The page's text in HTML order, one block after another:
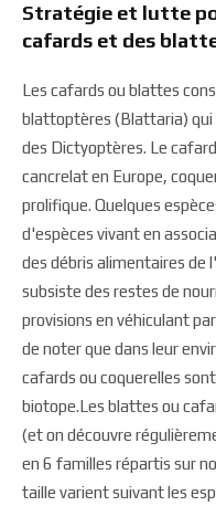
Stratégie et lutte
cafards et des
Les cafards ou blattes
blattoptères (Blattaria)
des Dictyoptères. Le
cancrelat en Europe,
prolifique. Quelques
d'espèces vivant en
des débris alimentaires de
subsiste des restes de
provisions en véhiculant
de noter que dans leur
cafards ou coquerelles
biotope.Les blattes ou
(et on découvre
en 6 familles répartis sur
taille varient suivant les